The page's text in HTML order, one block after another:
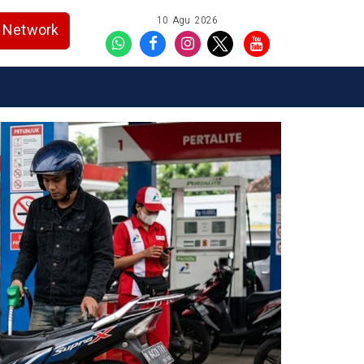
Network 10 Agu 2026